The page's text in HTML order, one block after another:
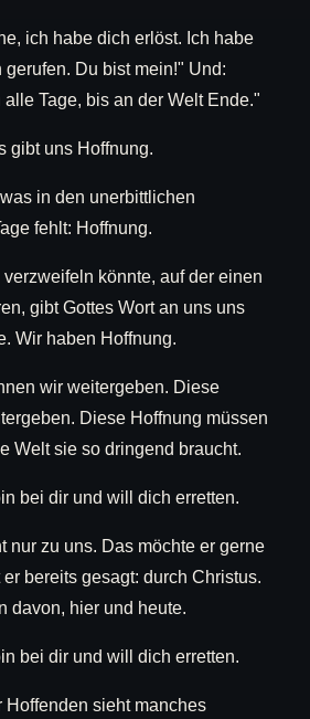
ich habe dich erlöst. Ich habe
Du bist mein!" Und:
Tage, bis an der Welt Ende."
gibt uns Hoffnung.
in den unerbittlichen
fehlt: Hoffnung.
könnte, auf der einen
gibt Gottes Wort an uns uns
Wir haben Hoffnung.
wir weitergeben. Diese
Diese Hoffnung müssen
Welt sie so dringend braucht.
bei dir und will dich erretten.
nur zu uns. Das möchte er gerne
bereits gesagt: durch Christus.
davon, hier und heute.
bei dir und will dich erretten.
sieht manches